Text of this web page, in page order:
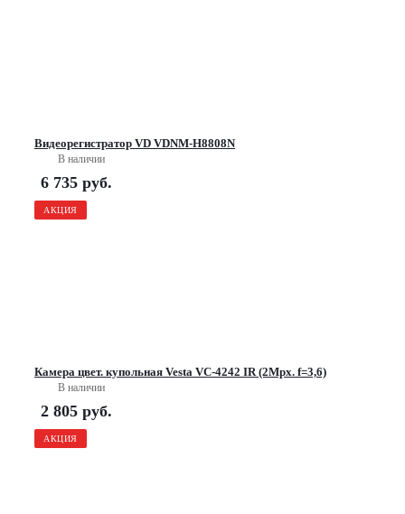
Видеорегистратор VD VDNM-H8808N
В наличии
6 735 руб.
АКЦИЯ
Камера цвет. купольная Vesta VC-4242 IR (2Mpx. f=3,6)
В наличии
2 805 руб.
АКЦИЯ